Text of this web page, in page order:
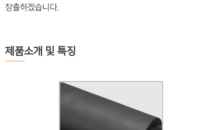
창출하겠습니다.
제품소개 및 특징